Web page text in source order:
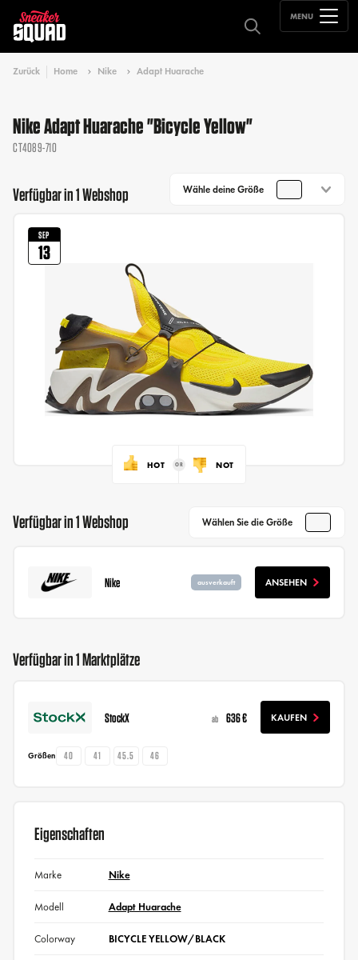
MENU
Zurück Home Nike Adapt Huarache
Nike Adapt Huarache "Bicycle Yellow"
CT4089-710
Verfügbar in 1 Webshop Wähle deine Größe
SEP
13
HOT NOT
Verfügbar in 1 Webshop Wählen Sie die Größe
Nike ausverkauft ANSEHEN
Verfügbar in 1 Marktplätze
StockX ab 636 € KAUFEN
Größen 40 41 45.5 46
Eigenschaften
Marke Nike
Modell Adapt Huarache
Colorway BICYCLE YELLOW/BLACK